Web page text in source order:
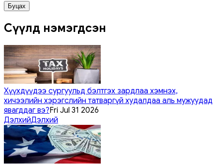
Буцах
Сүүлд нэмэгдсэн
Хүүхдүүдээ сургуульд бэлтгэх зардлаа хэмнэх,
хичээлийн хэрэгслийн татваргүй худалдаа аль мужуудад
явагддаг вэ?Fri Jul 31 2026
ДэлхийДэлхий